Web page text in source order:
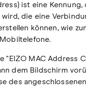
ist eine Kennung,
die eine
können, wie
"EIZO MAC Address
dem Bildschirm
des